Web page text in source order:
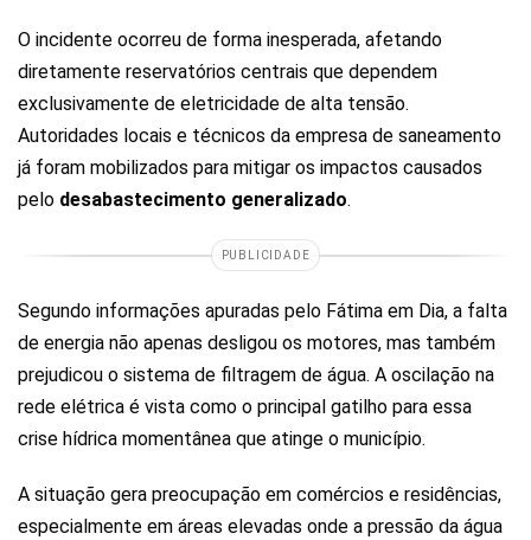
O incidente ocorreu de forma inesperada, afetando
diretamente reservatórios centrais que dependem
exclusivamente de eletricidade de alta tensão.
Autoridades locais e técnicos da empresa de saneamento
já foram mobilizados para mitigar os impactos causados
pelo desabastecimento generalizado.
PUBLICIDADE
Segundo informações apuradas pelo Fátima em Dia, a falta
de energia não apenas desligou os motores, mas também
prejudicou o sistema de filtragem de água. A oscilação na
rede elétrica é vista como o principal gatilho para essa
crise hídrica momentânea que atinge o município.
A situação gera preocupação em comércios e residências,
especialmente em áreas elevadas onde a pressão da água